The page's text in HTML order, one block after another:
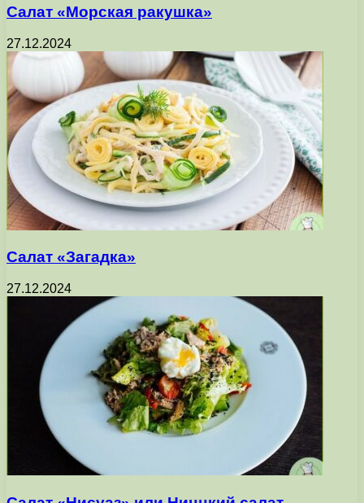
Салат «Морская ракушка»
27.12.2024
Салат «Загадка»
27.12.2024